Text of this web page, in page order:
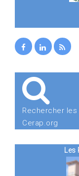
Rechercher
Cerap.org
Les